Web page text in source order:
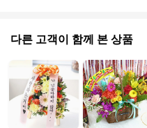
다른 고객이 함께 본 상품